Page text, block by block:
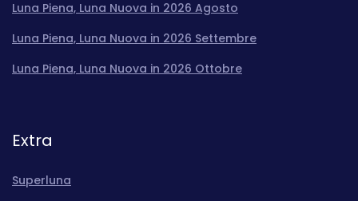
Luna Piena, Luna Nuova in 2026 Agosto
Luna Piena, Luna Nuova in 2026 Settembre
Luna Piena, Luna Nuova in 2026 Ottobre
Extra
Superluna